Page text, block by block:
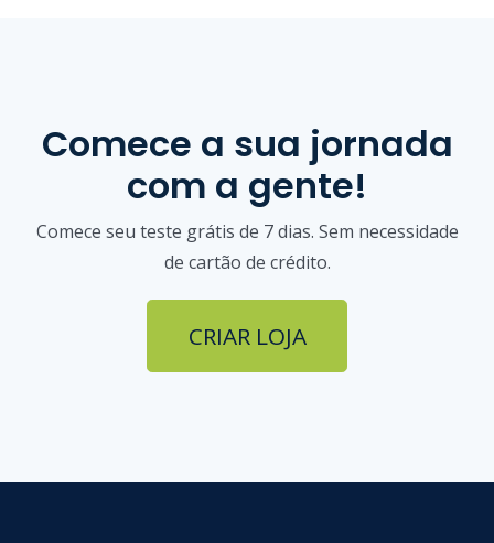
Comece a sua jornada
com a gente!
Comece seu teste grátis de 7 dias. Sem necessidade
de cartão de crédito.
CRIAR LOJA